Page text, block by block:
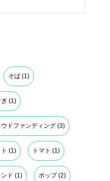
そば (1)
(1)
ウドファンディング (3)
(1) トマト (1)
ド (1) ポップ(2)